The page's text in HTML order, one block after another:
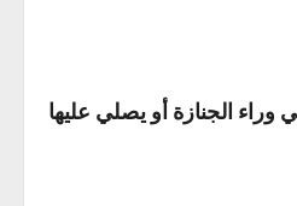
الجنازة أو يصلي عليها